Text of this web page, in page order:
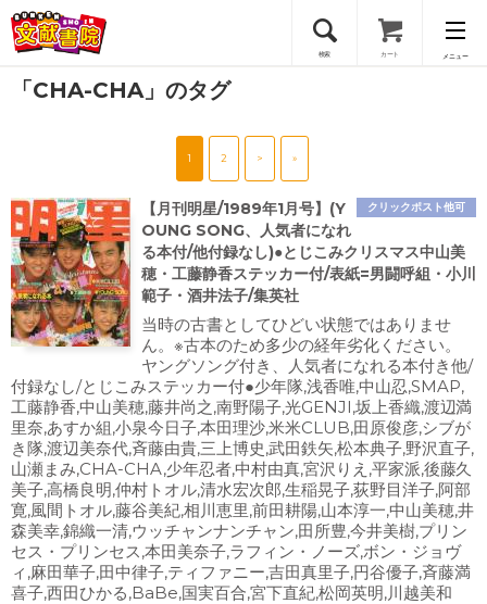
検索 カート メニュー
会員登録
「CHA-CHA」のタグ
1 2 > »
クリックポスト他可
【月刊明星/1989年1月号】(Y
OUNG SONG、人気者になれ
る本付/他付録なし)●とじこみクリスマス中山美
穂・工藤静香ステッカー付/表紙=男闘呼組・小川
範子・酒井法子/集英社
当時の古書としてひどい状態ではありませ
ん。※古本のため多少の経年劣化ください。
ヤングソング付き、人気者になれる本付き他/
付録なし/とじこみステッカー付●少年隊,浅香唯,中山忍,SMAP,
工藤静香,中山美穂,藤井尚之,南野陽子,光GENJI,坂上香織,渡辺満
里奈,あすか組,小泉今日子,本田理沙,米米CLUB,田原俊彦,シブが
き隊,渡辺美奈代,斉藤由貴,三上博史,武田鉄矢,松本典子,野沢直子,
山瀬まみ,CHA-CHA,少年忍者,中村由真,宮沢りえ,平家派,後藤久
美子,高橋良明,仲村トオル,清水宏次郎,生稲晃子,荻野目洋子,阿部
寛,風間トオル,藤谷美紀,相川恵里,前田耕陽,山本淳一,中山美穂,井
森美幸,錦織一清,ウッチャンナンチャン,田所豊,今井美樹,プリン
セス・プリンセス,本田美奈子,ラフィン・ノーズ,ボン・ジョヴ
ィ,麻田華子,田中律子,ティファニー,吉田真里子,円谷優子,斉藤満
喜子,西田ひかる,BaBe,国実百合,宮下直紀,松岡英明,川越美和